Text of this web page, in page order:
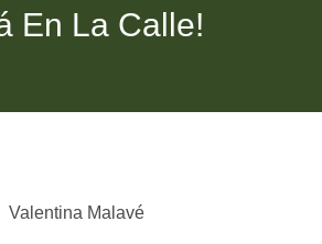
En La Calle!
Valentina Malavé